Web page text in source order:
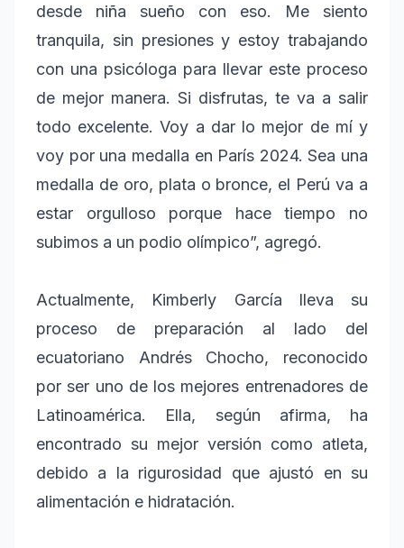
desde niña sueño con eso. Me siento
tranquila, sin presiones y estoy trabajando
con una psicóloga para llevar este proceso
de mejor manera. Si disfrutas, te va a salir
todo excelente. Voy a dar lo mejor de mí y
voy por una medalla en París 2024. Sea una
medalla de oro, plata o bronce, el Perú va a
estar orgulloso porque hace tiempo no
subimos a un podio olímpico”, agregó.
Actualmente, Kimberly García lleva su
proceso de preparación al lado del
ecuatoriano Andrés Chocho, reconocido
por ser uno de los mejores entrenadores de
Latinoamérica. Ella, según afirma, ha
encontrado su mejor versión como atleta,
debido a la rigurosidad que ajustó en su
alimentación e hidratación.